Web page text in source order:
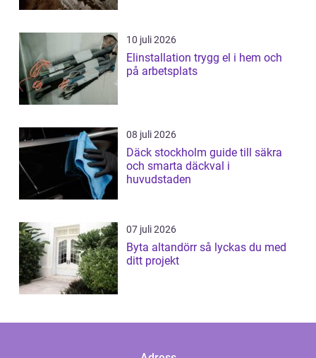
10 juli 2026
Elinstallation trygg el i hem och
på arbetsplats
08 juli 2026
Däck stockholm guide till säkra
och smarta däckval i
huvudstaden
07 juli 2026
Byta altandörr så lyckas du med
ditt projekt